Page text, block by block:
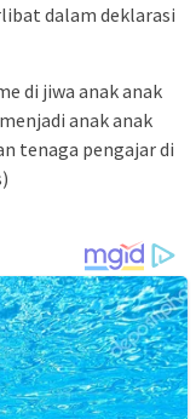
dalam deklarasi
di jiwa anak anak
anak anak
tenaga pengajar di